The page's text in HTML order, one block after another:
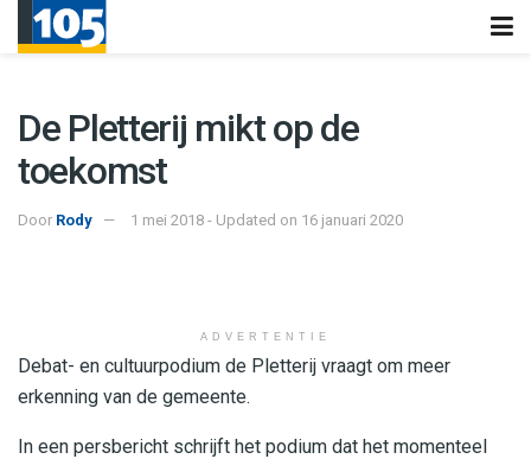
De Pletterij mikt op de
toekomst
Door Rody 1 mei 2018 - Updated on 16 januari 2020
ADVERTENTIE
Debat- en cultuurpodium de Pletterij vraagt om meer
erkenning van de gemeente.
In een persbericht schrijft het podium dat het momenteel